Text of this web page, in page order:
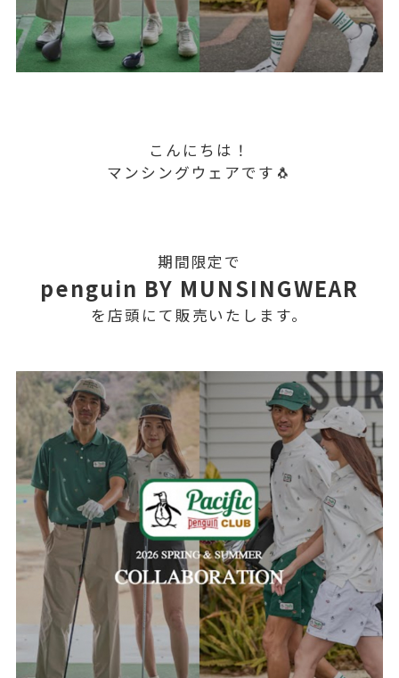
こんにちは！
マンシングウェアです🐧
期間限定で
penguin BY MUNSINGWEAR
を店頭にて販売いたします。